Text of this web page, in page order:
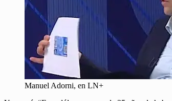
Manuel Adorni, en LN+